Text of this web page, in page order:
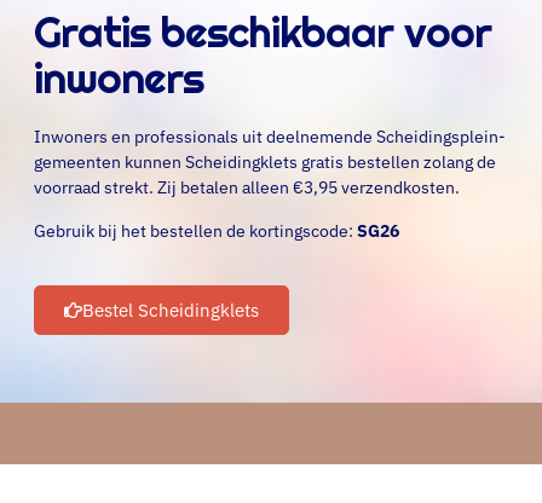
Gratis beschikbaar voor
inwoners
Inwoners en professionals uit deelnemende Scheidingsplein-
gemeenten kunnen Scheidingklets gratis bestellen zolang de
voorraad strekt. Zij betalen alleen €3,95 verzendkosten.
Gebruik bij het bestellen de kortingscode: SG26
Bestel Scheidingklets